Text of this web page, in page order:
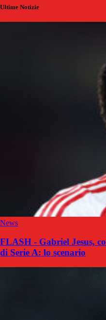
Ultime Notizie
News
FLASH - Gabriel Jesus,
di Serie A: lo scenario